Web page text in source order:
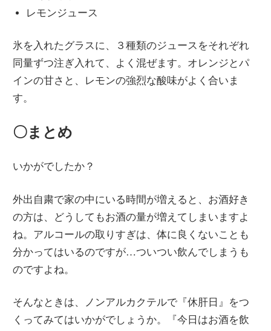
レモンジュース
氷を入れたグラスに、３種類のジュースをそれぞれ
同量ずつ注ぎ入れて、よく混ぜます。オレンジとパ
インの甘さと、レモンの強烈な酸味がよく合いま
す。
〇まとめ
いかがでしたか？
外出自粛で家の中にいる時間が増えると、お酒好き
の方は、どうしてもお酒の量が増えてしまいますよ
ね。アルコールの取りすぎは、体に良くないことも
分かってはいるのですが…ついつい飲んでしまうも
のですよね。
そんなときは、ノンアルカクテルで『休肝日』をつ
くってみてはいかがでしょうか。『今日はお酒を飲